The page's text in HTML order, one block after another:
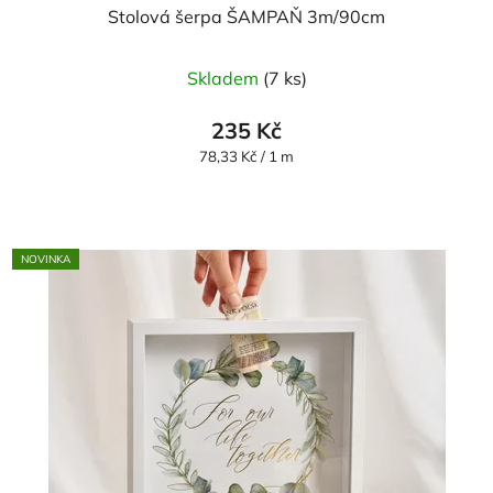
Stolová šerpa ŠAMPAŇ 3m/90cm
Skladem (7 ks)
235 Kč
Měrná
78,33 Kč / 1 m
NOVINKA